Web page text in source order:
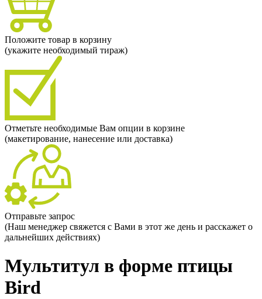
Положите товар в корзину
(укажите необходимый тираж)
Отметьте необходимые Вам опции в корзине
(макетирование, нанесение или доставка)
Отправьте запрос
(Наш менеджер свяжется с Вами в этот же день и расскажет о
дальнейших действиях)
Мультитул в форме птицы
Bird